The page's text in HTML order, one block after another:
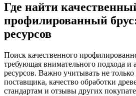
Где найти
профилированный
ресурсов
Поиск качественного
требующая внимательного подхода и
ресурсов. Важно учитывать не
поставщика, качество обработки
стандартам и отзывы других